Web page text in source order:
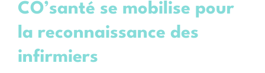
CO’santé se mobilise pour
la reconnaissance des
infirmiers